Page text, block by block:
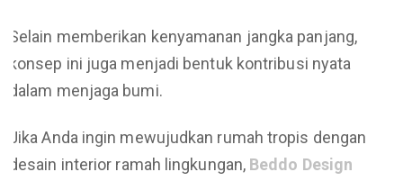
Selain memberikan kenyamanan jangka panjang,
konsep ini juga menjadi bentuk kontribusi nyata
dalam menjaga bumi.
Jika Anda ingin mewujudkan rumah tropis dengan
desain interior ramah lingkungan, Beddo Design